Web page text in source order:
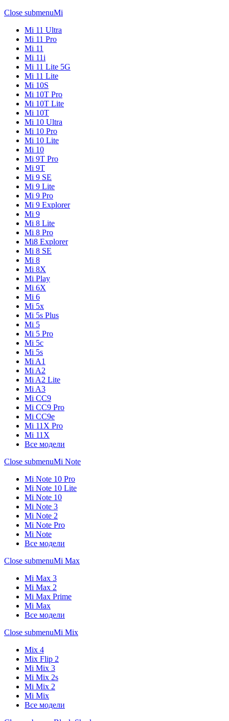
Close submenuMi
Mi 11 Ultra
Mi 11 Pro
Mi 11
Mi 11i
Mi 11 Lite 5G
Mi 11 Lite
Mi 10S
Mi 10T Pro
Mi 10T Lite
Mi 10T
Mi 10 Ultra
Mi 10 Pro
Mi 10 Lite
Mi 10
Mi 9T Pro
Mi 9T
Mi 9 SE
Mi 9 Lite
Mi 9 Pro
Mi 9 Explorer
Mi 9
Mi 8 Lite
Mi 8 Pro
Mi8 Explorer
Mi 8 SE
Mi 8
Mi 8X
Mi Play
Mi 6X
Mi 6
Mi 5x
Mi 5s Plus
Mi 5
Mi 5 Pro
Mi 5c
Mi 5s
Mi A1
Mi A2
Mi A2 Lite
Mi A3
Mi CC9
Mi CC9 Pro
Mi CC9e
Mi 11X Pro
Mi 11X
Все модели
Close submenuMi Note
Mi Note 10 Pro
Mi Note 10 Lite
Mi Note 10
Mi Note 3
Mi Note 2
Mi Note Pro
Mi Note
Все модели
Close submenuMi Max
Mi Max 3
Mi Max 2
Mi Max Prime
Mi Max
Все модели
Close submenuMi Mix
Mix 4
Mix Flip 2
Mi Mix 3
Mi Mix 2s
Mi Mix 2
Mi Mix
Все модели